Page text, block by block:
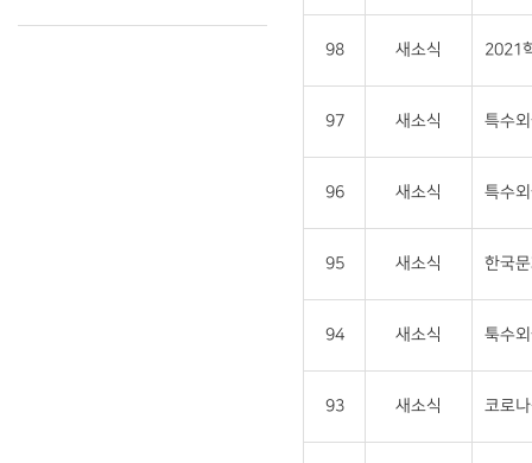
98 새소식 2021
97 새소식 특수
96 새소식 특수
95 새소식 한국
94 새소식 툭수
93 새소식 코로